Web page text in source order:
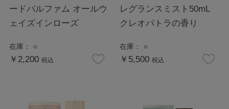
ードパルファム オールウ
ェイズインローズ
在庫： ○
￥2,200 税込
レグランスミスト50mL
クレオパトラの香り
在庫： ○
￥5,500 税込